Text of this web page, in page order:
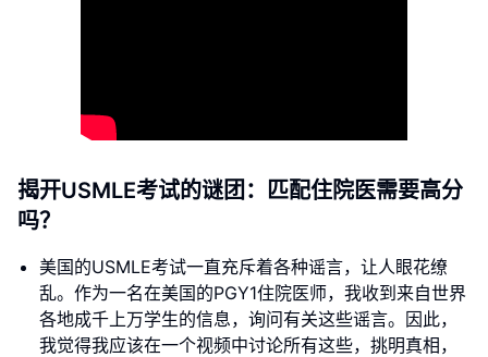
揭开USMLE考试的谜团：匹配住院医需要高分
吗？
美国的USMLE考试一直充斥着各种谣言，让人眼花缭
乱。作为一名在美国的PGY1住院医师，我收到来自世界
各地成千上万学生的信息，询问有关这些谣言。因此，
我觉得我应该在一个视频中讨论所有这些，挑明真相，